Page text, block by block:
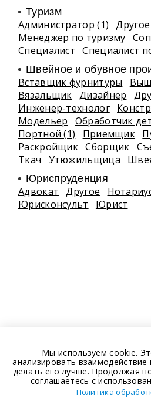
Туризм
Администратор (1)
Менеджер по туризму
Специалист
Специалист
Швейное и обувное
Вставщик фурнитуры
Вязальщик Дизайнер
Инженер-технолог
Модельер
Обработчик
Портной (1)
Приемщик
Раскройщик Сборщик
Ткач
Утюжильщица
Юриспруденция
Адвокат Другое
Юрисконсульт
Юрист
Мы используем cookie.
анализировать
делать его лучше. Продолжая
соглашаетесь с
Политика